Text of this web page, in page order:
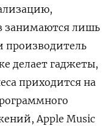
занимаются лишь
производитель
делает гаджеты,
приходится на
Apple Music